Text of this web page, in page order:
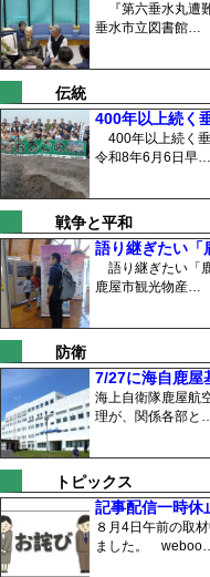
『第六垂水丸遭
垂水市立図書館…
伝統
400年以上続く
400年以上続く垂
令和8年6月6日早…
戦争と平和
語り継ぎたい
語り継ぎたい「
鹿屋市観光物産…
防衛
7/27に海自鹿屋
海上自衛隊鹿屋航
理が、関係各部と
トピックス
記事配信一時休
８月4日午前の取
ました。